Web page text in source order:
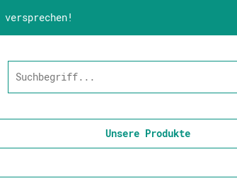
Unsere Produkte